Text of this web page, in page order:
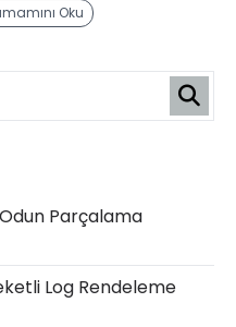
Oku
Parçalama
Log Rendeleme